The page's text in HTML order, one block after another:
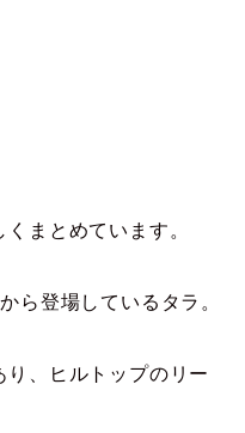
まとめています。
ら登場しているタラ。
、
ヒルトップのリー